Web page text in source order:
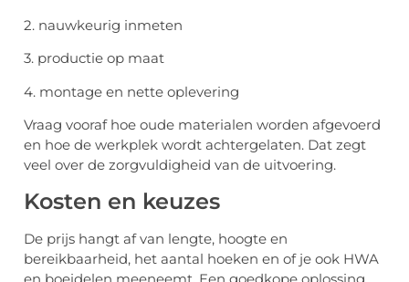
2. nauwkeurig inmeten
3. productie op maat
4. montage en nette oplevering
Vraag vooraf hoe oude materialen worden afgevoerd
en hoe de werkplek wordt achtergelaten. Dat zegt
veel over de zorgvuldigheid van de uitvoering.
Kosten en keuzes
De prijs hangt af van lengte, hoogte en
bereikbaarheid, het aantal hoeken en of je ook HWA
en boeidelen meeneemt. Een goedkope oplossing